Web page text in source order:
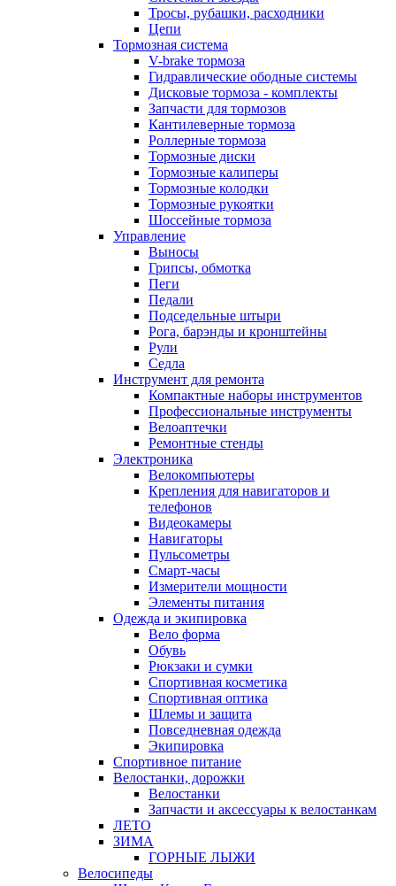
Тросы, рубашки, расходники
Цепи
Тормозная система
V-brake тормоза
Гидравлические ободные системы
Дисковые тормоза - комплекты
Запчасти для тормозов
Кантилеверные тормоза
Роллерные тормоза
Тормозные диски
Тормозные калиперы
Тормозные колодки
Тормозные рукоятки
Шоссейные тормоза
Управление
Выносы
Грипсы, обмотка
Пеги
Педали
Подседельные штыри
Рога, барэнды и кронштейны
Рули
Седла
Инструмент для ремонта
Компактные наборы инструментов
Профессиональные инструменты
Велоаптечки
Ремонтные стенды
Электроника
Велокомпьютеры
Крепления для навигаторов и
телефонов
Видеокамеры
Навигаторы
Пульсометры
Смарт-часы
Измерители мощности
Элементы питания
Одежда и экипировка
Вело форма
Обувь
Рюкзаки и сумки
Спортивная косметика
Спортивная оптика
Шлемы и защита
Повседневная одежда
Экипировка
Спортивное питание
Велостанки, дорожки
Велостанки
Запчасти и аксессуары к велостанкам
ЛЕТО
ЗИМА
ГОРНЫЕ ЛЫЖИ
Велосипеды